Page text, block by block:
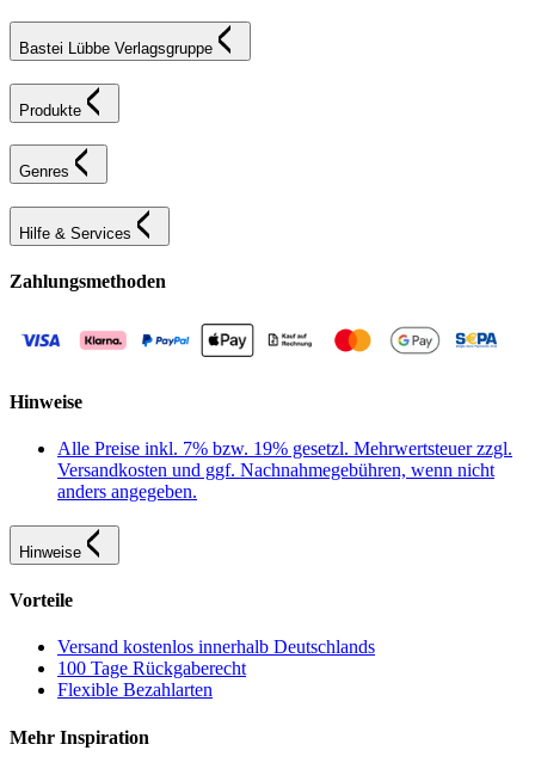
Bastei Lübbe Verlagsgruppe
Produkte
Genres
Hilfe & Services
Zahlungsmethoden
Hinweise
Alle Preise inkl. 7% bzw. 19% gesetzl. Mehrwertsteuer zzgl.
Versandkosten und ggf. Nachnahmegebühren, wenn nicht
anders angegeben.
Hinweise
Vorteile
Versand kostenlos innerhalb Deutschlands
100 Tage Rückgaberecht
Flexible Bezahlarten
Mehr Inspiration